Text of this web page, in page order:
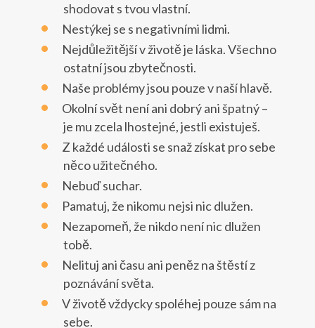
shodovat s tvou vlastní.
Nestýkej se s negativními lidmi.
Nejdůležitější v životě je láska. Všechno
ostatní jsou zbytečnosti.
Naše problémy jsou pouze v naší hlavě.
Okolní svět není ani dobrý ani špatný –
je mu zcela lhostejné, jestli existuješ.
Z každé události se snaž získat pro sebe
něco užitečného.
Nebuď suchar.
Pamatuj, že nikomu nejsi nic dlužen.
Nezapomeň, že nikdo není nic dlužen
tobě.
Nelituj ani času ani peněz na štěstí z
poznávání světa.
V životě vždycky spoléhej pouze sám na
sebe.